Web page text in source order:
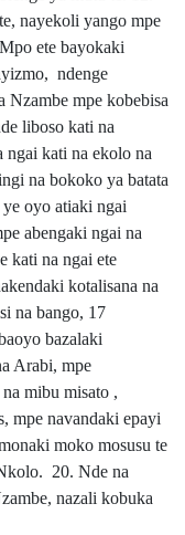
nayekoli yango mpe
ete bayokaki
ndenge
Nzambe mpe kobebisa
liboso kati na
kati na ekolo na
na bokoko ya batata
oyo atiaki ngai
abengaki ngai na
kati na ngai ete
kotalisana na
na bango, 17
bazalaki
Arabi, mpe
mibu misato ,
mpe navandaki epayi
moko mosusu te
20. Nde na
nazali kobuka